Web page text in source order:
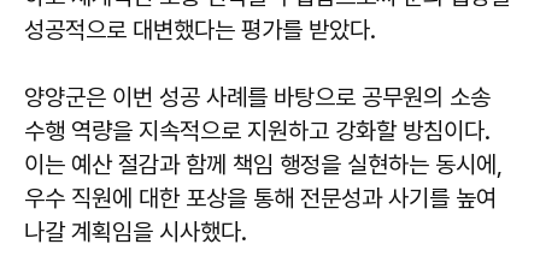
성공적으로 대변했다는 평가를 받았다.
양양군은 이번 성공 사례를 바탕으로 공무원의 소송
수행 역량을 지속적으로 지원하고 강화할 방침이다.
이는 예산 절감과 함께 책임 행정을 실현하는 동시에,
우수 직원에 대한 포상을 통해 전문성과 사기를 높여
나갈 계획임을 시사했다.